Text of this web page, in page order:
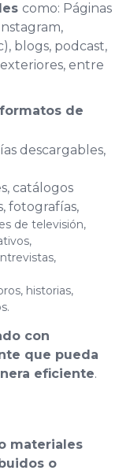
como: Páginas
blogs, podcast,
entre
formatos de
descargables,
catálogos
fotografías,
de televisión,
historias,
con
que pueda
eficiente.
materiales
o